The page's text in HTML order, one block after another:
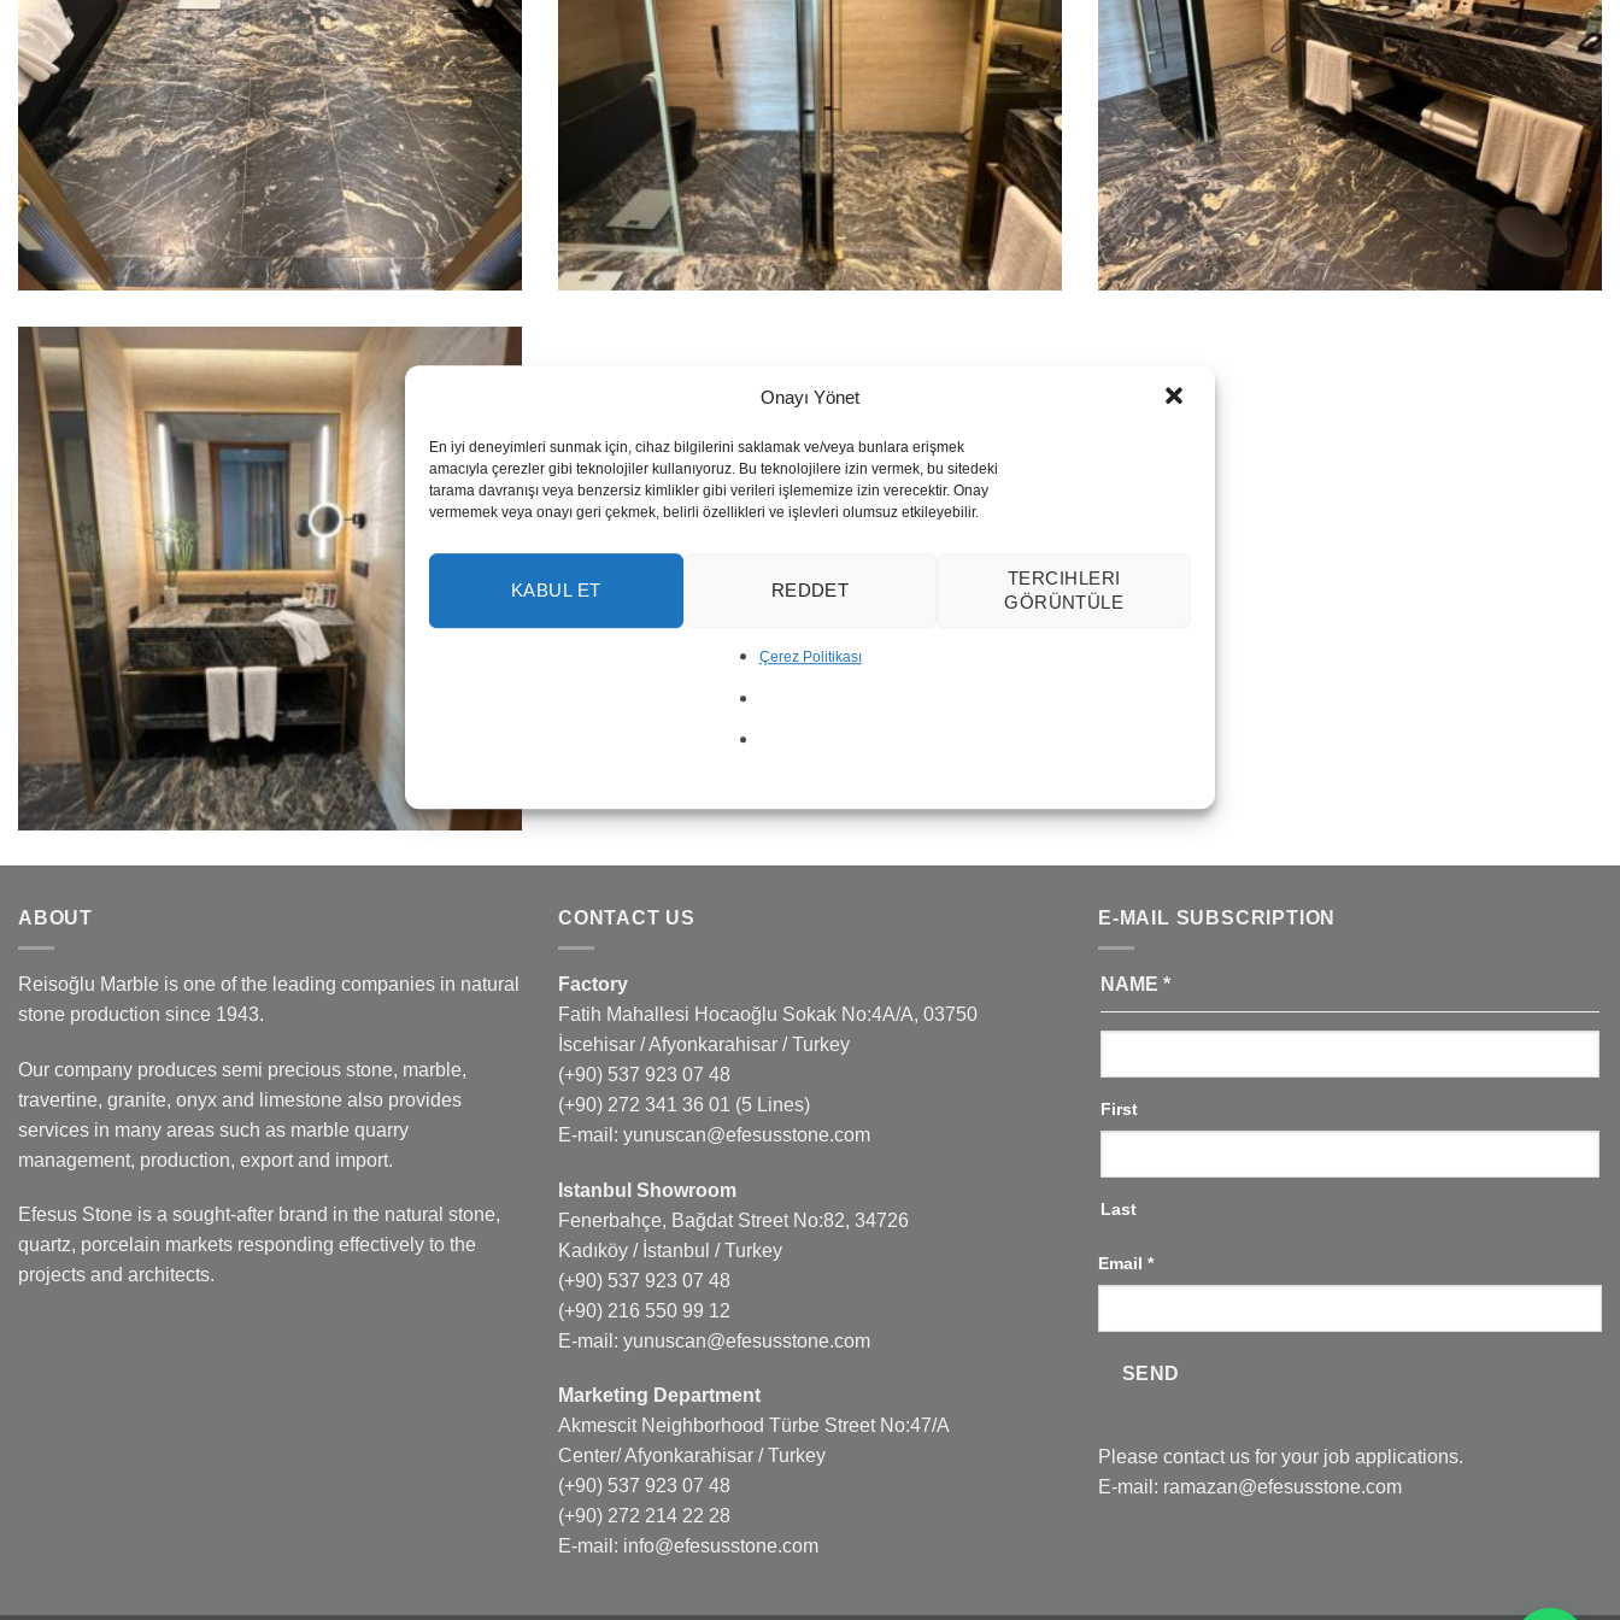
Onayı Yönet
En iyi deneyimleri sunmak için, cihaz bilgilerini saklamak ve/veya bunlara erişmek
amacıyla çerezler gibi teknolojiler kullanıyoruz. Bu teknolojilere izin vermek, bu sitedeki
tarama davranışı veya benzersiz kimlikler gibi verileri işlememize izin verecektir. Onay
vermemek veya onayı geri çekmek, belirli özellikleri ve işlevleri olumsuz etkileyebilir.
KABUL ET REDDET
TERCIHLERI
GÖRÜNTÜLE
Çerez Politikası
ABOUT
Reisoğlu Marble is one of the leading companies in natural
stone production since 1943.
Our company produces semi precious stone, marble,
travertine, granite, onyx and limestone also provides
services in many areas such as marble quarry
management, production, export and import.
Efesus Stone is a sought-after brand in the natural stone,
quartz, porcelain markets responding effectively to the
projects and architects.
CONTACT US
Factory
Fatih Mahallesi Hocaoğlu Sokak No:4A/A, 03750
İscehisar / Afyonkarahisar / Turkey
(+90) 537 923 07 48
(+90) 272 341 36 01 (5 Lines)
E-mail: yunuscan@efesusstone.com
Istanbul Showroom
Fenerbahçe, Bağdat Street No:82, 34726
Kadıköy / İstanbul / Turkey
(+90) 537 923 07 48
(+90) 216 550 99 12
E-mail: yunuscan@efesusstone.com
Marketing Department
Akmescit Neighborhood Türbe Street No:47/A
Center/ Afyonkarahisar / Turkey
(+90) 537 923 07 48
(+90) 272 214 22 28
E-mail: info@efesusstone.com
E-MAIL SUBSCRIPTION
NAME *
First
Last
Email *
SEND
Please contact us for your job applications.
E-mail: ramazan@efesusstone.com